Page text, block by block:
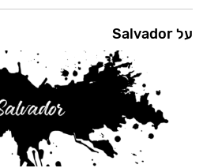
על Salvador